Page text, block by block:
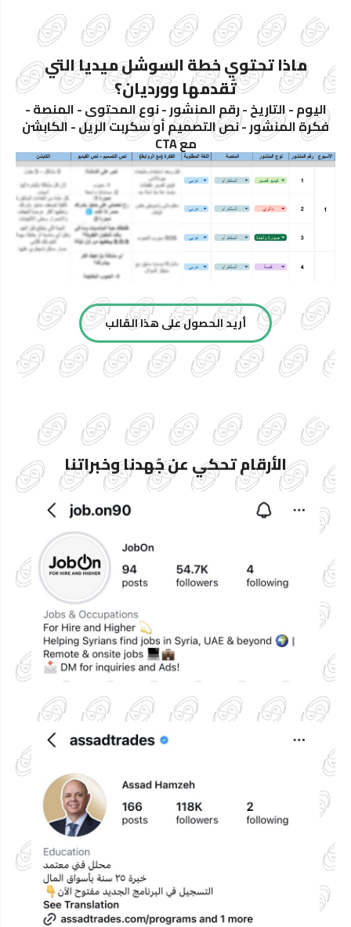
ماذا تحتوي خطة السوشل ميديا التي
تُقدمها وورديان؟
اليوم - التاريخ - رقم المنشور - نوع المحتوى - المنصة -
فكرة المنشور - نص التصميم أو سكربت الريل - الكابشن
مع CTA
أريد الحصول على هذا القالب
الأرقام تحكي عن جُهدنا وخبراتنا